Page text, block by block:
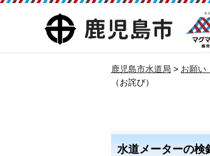
鹿児島市
マグ
鹿児
鹿児島市水道局 > お願い
（お詫び）
水道メーターの検